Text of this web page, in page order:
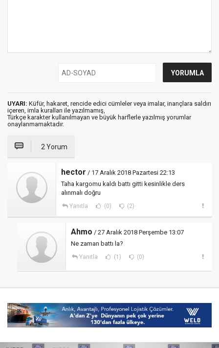
UYARI: Küfür, hakaret, rencide edici cümleler veya imalar, inançlara saldırı
içeren, imla kuralları ile yazılmamış,
Türkçe karakter kullanılmayan ve büyük harflerle yazılmış yorumlar
onaylanmamaktadır.
2 Yorum
hector / 17 Aralık 2018 Pazartesi 22:13
Taha kargomu kaldı battı gitti kesinlikle ders
alınmalı doğru
Yanıtla (0) (2)
Ahmo / 27 Aralık 2018 Perşembe 13:07
Ne zaman battı la?
Yanıtla (1) (0)